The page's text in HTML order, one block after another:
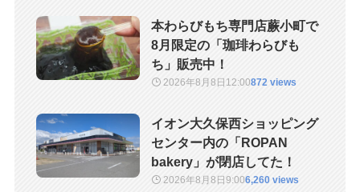
本わらびもち専門店蕨小町で
8月限定の「珈琲わらびも
ち」販売中！
2026年8月8日 12:00872 views
イオン大久保西ショッピング
センター内の「ROPAN
bakery」が閉店してた！
2026年8月8日9:006,260 views